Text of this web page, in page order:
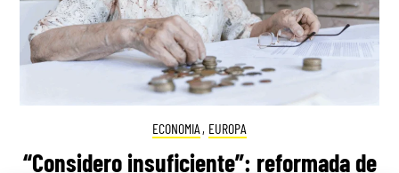
ECONOMIA , EUROPA
“Considero insuficiente”: reformada de